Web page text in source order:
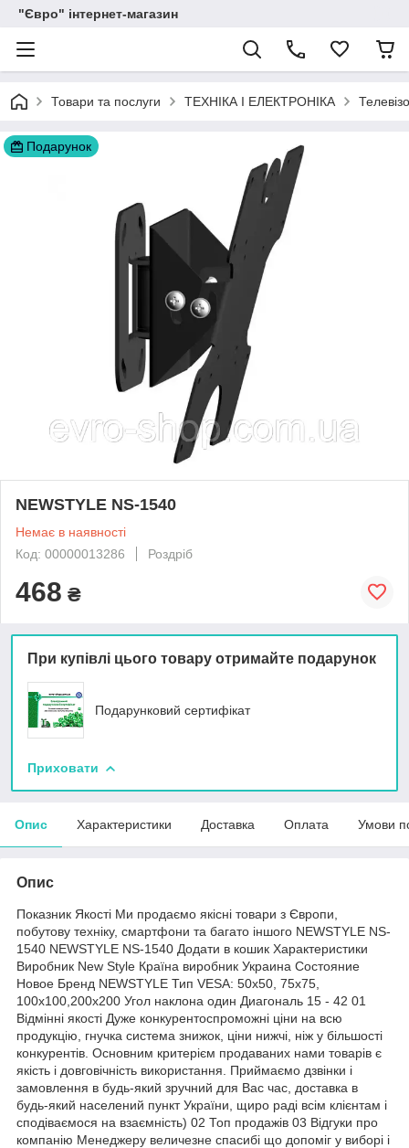
"Євро" інтернет-магазин
Товари та послуги ТЕХНІКА І ЕЛЕКТРОНІКА
Подарунок
NEWSTYLE NS-1540
Немає в наявності
Код: 00000013286
Роздріб
468 ₴
При купівлі цього товару отримайте подарунок
Подарунковий сертифікат
Приховати
Опис Характеристики Доставка Оплата Умови
Опис
Показник Якості Ми продаємо якісні товари з Європи,
побутову техніку, смартфони та багато іншого NEWSTYLE NS-
1540 NEWSTYLE NS-1540 Додати в кошик Характеристики
Виробник New Style Країна виробник Украина Состояние
Новое Бренд NEWSTYLE Тип VESA: 50х50, 75х75,
100х100,200х200 Угол наклона один Диагональ 15 - 42 01
Відмінні якості Дуже конкурентоспроможні ціни на всю
продукцію, гнучка система знижок, ціни нижчі, ніж у більшості
конкурентів. Основним критерієм продаваних нами товарів є
якість і довговічність використання. Приймаємо дзвінки і
замовлення в будь-який зручний для Вас час, доставка в
будь-який населений пункт України, щиро раді всім клієнтам і
сподіваємося на взаємність) 02 Топ продажів 03 Відгуки про
компанію Менеджеру величезне спасибі що допоміг у виборі і